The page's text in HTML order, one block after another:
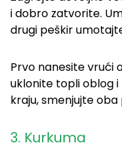
i dobro zatvorite.
drugi peškir
Prvo nanesite vrući
uklonite topli oblog i
kraju, smenjujte oba
3. Kurkuma